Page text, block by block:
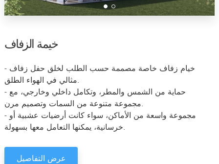
خيمة الزفاف
- خيام زفاف خاصة مصممة حسب الطلب لخلق حفل زفاف
مثالي في الهواء الطلق.
- حماية من الشمس والمطر، وتكامل داخلي وخارجي، مع
مجموعة متنوعة من السمات وتصميم مرن.
- مجموعة واسعة من الأماكن، سواء كانت أرضيات عشبية أو
خرسانية، يمكنها التعامل معها بسهولة.
عرض التفاصيل